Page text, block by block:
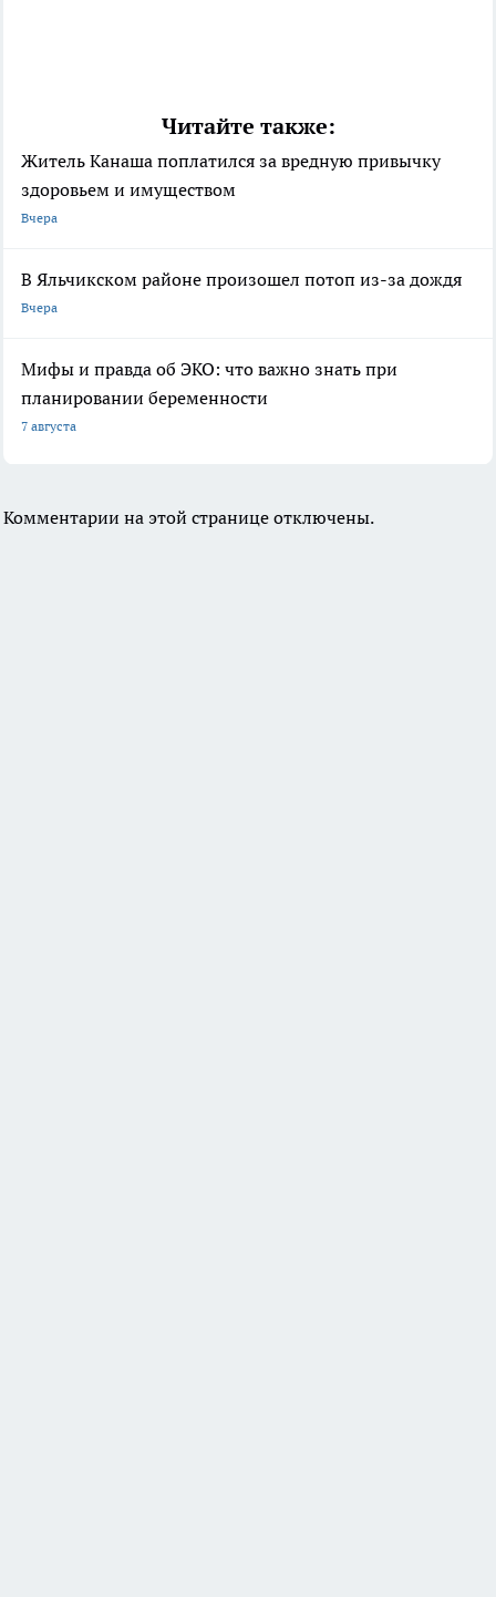
Читайте также:
Житель Канаша поплатился за вредную привычку
здоровьем и имуществом
Вчера
В Яльчикском районе произошел потоп из-за дождя
Вчера
Мифы и правда об ЭКО: что важно знать при
планировании беременности
7 августа
Комментарии на этой странице отключены.